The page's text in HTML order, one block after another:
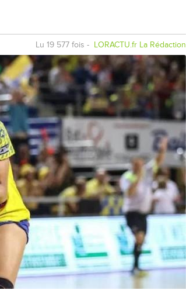
Lu 19 577 fois - LORACTU.fr La Rédaction